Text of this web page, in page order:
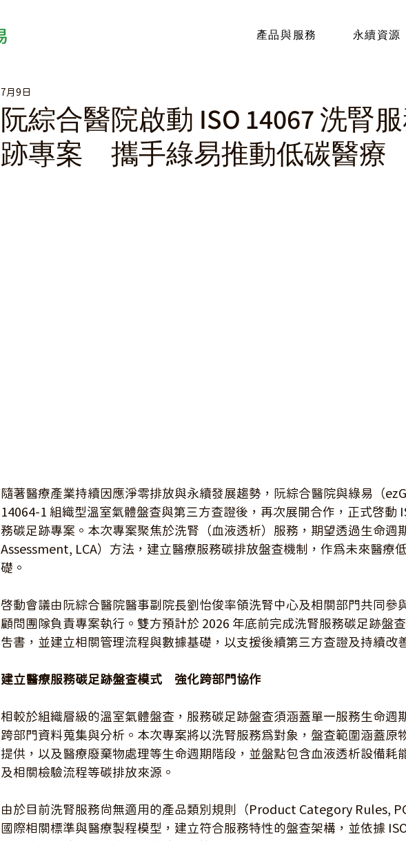
產品與服務 永續資源
阮綜合醫院啟動 ISO 14067 洗腎
跡專案 攜手綠易推動低碳醫療
7月9日
隨著醫療產業持續因應淨零排放與永續發展趨勢，阮綜合醫院與綠易（
14064-1 組織型溫室氣體盤查與第三方查證後，再次展開合作，正式啟動
務碳足跡專案。本次專案聚焦於洗腎（血液透析）服務，期望透過生命週
Assessment, LCA）方法，建立醫療服務碳排放盤查機制，作為未來醫療
礎。
啟動會議由阮綜合醫院醫事副院長劉怡俊率領洗腎中心及相關部門共同參
顧問團隊負責專案執行。雙方預計於 2026 年底前完成洗腎服務碳足跡盤
告書，並建立相關管理流程與數據基礎，以支援後續第三方查證及持續改
建立醫療服務碳足跡盤查模式　強化跨部門協作
相較於組織層級的溫室氣體盤查，服務碳足跡盤查須涵蓋單一服務生命週
跨部門資料蒐集與分析。本次專案將以洗腎服務為對象，盤查範圍涵蓋原
提供，以及醫療廢棄物處理等生命週期階段，並盤點包含血液透析設備耗
及相關檢驗流程等碳排放來源。
由於目前洗腎服務尚無適用的產品類別規則（Product Category Rules,
國際相關標準與醫療製程模型，建立符合服務特性的盤查架構，並依據